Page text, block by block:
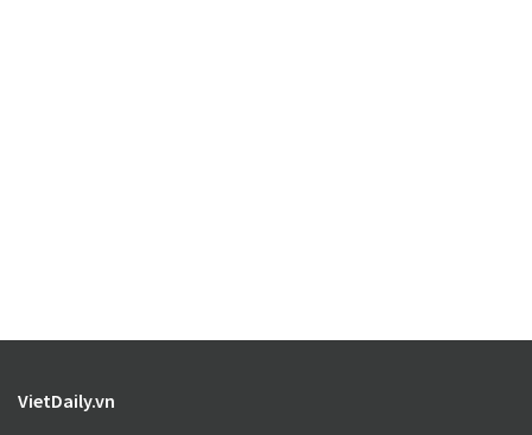
VietDaily.vn